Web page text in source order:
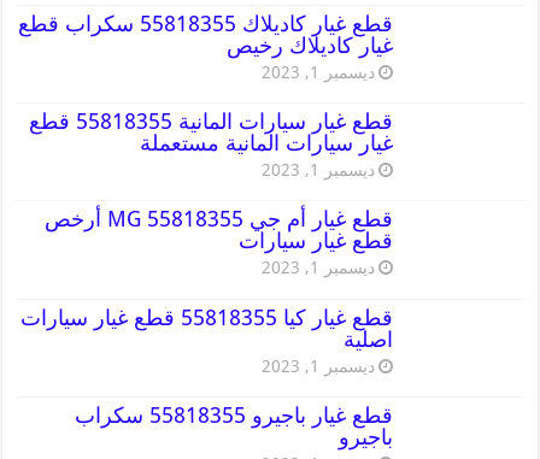
قطع غيار كاديلاك 55818355 سكراب قطع
غيار كاديلاك رخيص
ديسمبر 1, 2023
قطع غيار سيارات المانية 55818355 قطع
غيار سيارات المانية مستعملة
ديسمبر 1, 2023
قطع غيار أم جي MG 55818355 أرخص
قطع غيار سيارات
ديسمبر 1, 2023
قطع غيار كيا 55818355 قطع غيار سيارات
اصلية
ديسمبر 1, 2023
قطع غيار باجيرو 55818355 سكراب
باجيرو